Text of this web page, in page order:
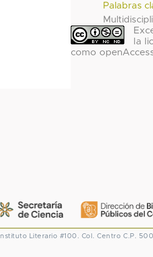
Palabras
la
como
Instituto Literario #100. Col. Centro C.P.